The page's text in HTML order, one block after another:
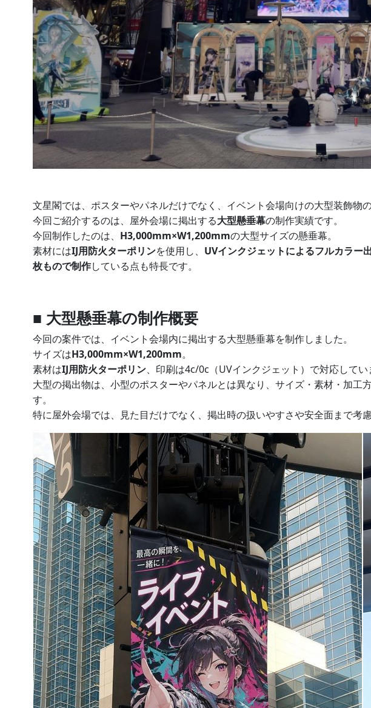
文星閣では、ポスターやパネルだけでなく、イベント会場向けの大型装飾物
今回ご紹介するのは、屋外会場に掲出する大型懸垂幕の制作実績です。
今回制作したのは、 H3,000mm×W1,200mmの大型サイズの懸垂幕。
素材にはIJ用防火ターポリンを使用し、 UVインクジェットによるフルカラー
枚もので制作している点も特長です。
■ 大型懸垂幕の制作概要
今回の案件では、イベント会場内に掲出する大型懸垂幕を制作しました。
サイズはH3,000mm×W1,200mm。
素材はIJ用防火ターポリン、印刷は4c/0c（UVインクジェット）で対応してい
大型の掲出物は、小型のポスターやパネルとは異なり、サイズ・素材・加工
す。
特に屋外会場では、見た目だけでなく、掲出時の扱いやすさや安全面まで考